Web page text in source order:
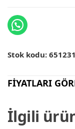
Stok kodu:
FİYATLARI
İlgili